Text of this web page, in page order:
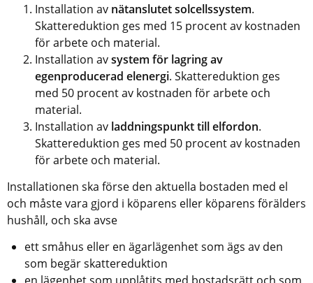
Installation av nätanslutet solcellssystem.
Skattereduktion ges med 15 procent av kostnaden
för arbete och material.
Installation av system för lagring av
egenproducerad elenergi. Skattereduktion ges
med 50 procent av kostnaden för arbete och
material.
Installation av laddningspunkt till elfordon.
Skattereduktion ges med 50 procent av kostnaden
för arbete och material.
Installationen ska förse den aktuella bostaden med el
och måste vara gjord i köparens eller köparens förälders
hushåll, och ska avse
ett småhus eller en ägarlägenhet som ägs av den
som begär skattereduktion